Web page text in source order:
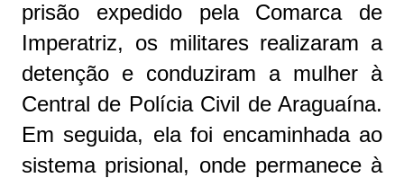
prisão expedido pela Comarca de
Imperatriz, os militares realizaram a
detenção e conduziram a mulher à
Central de Polícia Civil de Araguaína.
Em seguida, ela foi encaminhada ao
sistema prisional, onde permanece à